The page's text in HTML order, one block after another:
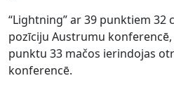
“Lightning” ar 39 punktiem 32
pozīciju Austrumu konferencē,
punktu 33 mačos ierindojas
konferencē.